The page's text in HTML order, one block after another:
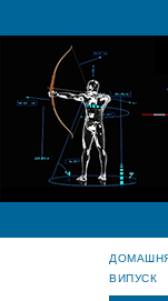
ВИПУСК